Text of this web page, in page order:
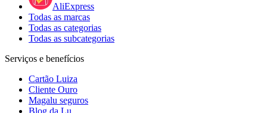
AliExpress
Todas as marcas
Todas as categorias
Todas as subcategorias
Serviços e benefícios
Cartão Luiza
Cliente Ouro
Magalu seguros
Blog da Lu